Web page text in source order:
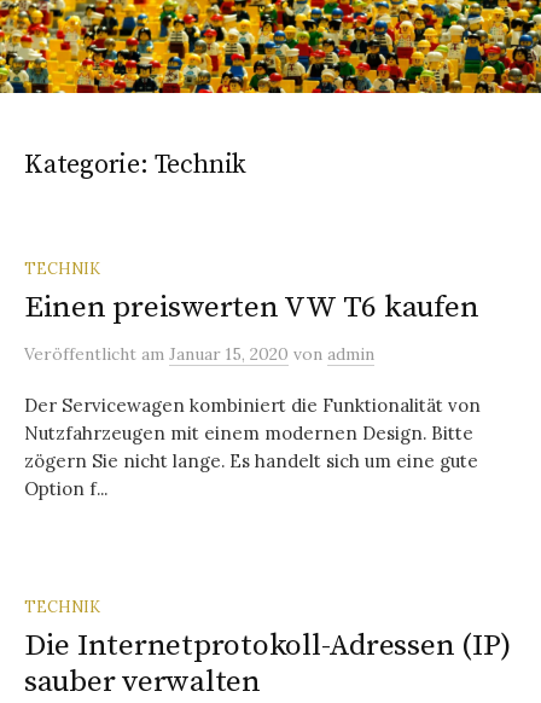
Kategorie: Technik
TECHNIK
Einen preiswerten VW T6 kaufen
Veröffentlicht am Januar 15, 2020 von admin
Der Servicewagen kombiniert die Funktionalität von
Nutzfahrzeugen mit einem modernen Design. Bitte
zögern Sie nicht lange. Es handelt sich um eine gute
Option f...
TECHNIK
Die Internetprotokoll-Adressen (IP)
sauber verwalten